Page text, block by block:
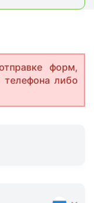
форм,
либо